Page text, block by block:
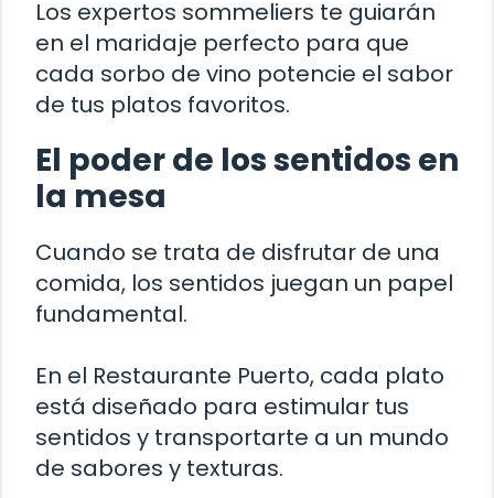
Los expertos sommeliers te guiarán
en el maridaje perfecto para que
cada sorbo de vino potencie el sabor
de tus platos favoritos.
El poder de los sentidos en
la mesa
Cuando se trata de disfrutar de una
comida, los sentidos juegan un papel
fundamental.
En el Restaurante Puerto, cada plato
está diseñado para estimular tus
sentidos y transportarte a un mundo
de sabores y texturas.